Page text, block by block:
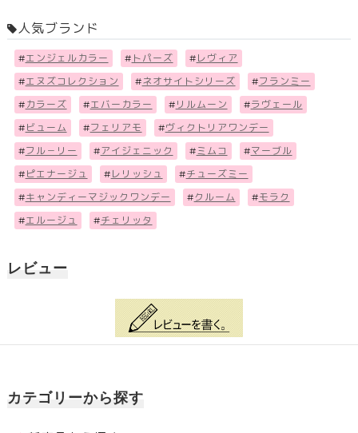
人気ブランド
#エンジェルカラー # トパーズ # レヴィア
#エヌズコレクション #ネオサイトシリーズ #フランミー
# カラーズ #エバーカラー # リルムーン #ラヴェール
# ビューム #フェリアモ #ヴィクトリアワンデー
#フル－リー #アイジェニック #ミムコ #マーブル
# ピエナージュ # レリッシュ #チューズミー
#キャンディーマジックワンデー #クルーム #モラク
#エルージュ #チェリッタ
レビュー
カテゴリーから探す